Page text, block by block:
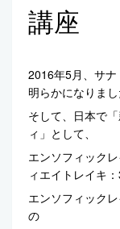
講座
2016年5月、サ
明らかになりまし
そして、日本で
ィ」として、
エンソフィック
ィエイトレイキ
エンソフィック
の